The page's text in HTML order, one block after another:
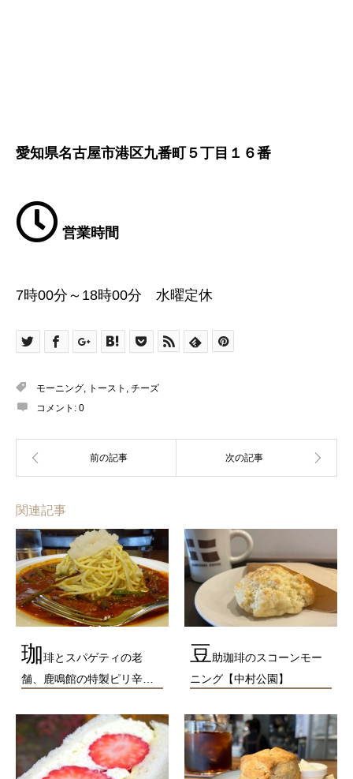
愛知県名古屋市港区九番町５丁目１６番
営業時間
7時00分～18時00分 水曜定休
モーニング トースト
チーズ
コメント: 0
関連記事
珈琲とスパゲティの老
舗、鹿鳴館の特製ピリ辛…
豆助珈琲のスコーンモー
ニング【中村公園】